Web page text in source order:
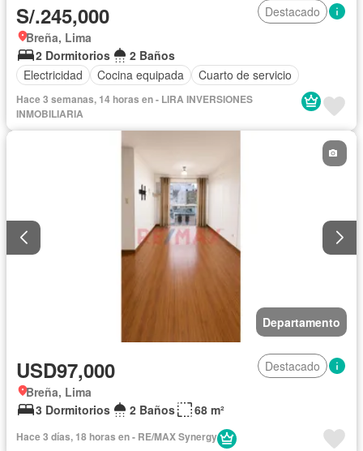
S/.245,000
Destacado
Breña, Lima
2 Dormitorios
2 Baños
Electricidad
Cocina equipada Cuarto de servicio
Hace 3 semanas, 14 horas en - LIRA INVERSIONES
INMOBILIARIA
Departamento
USD97,000
Destacado
Breña, Lima
3 Dormitorios
2 Baños 68 m²
Hace 3 días, 18 horas en - RE/MAX Synergy